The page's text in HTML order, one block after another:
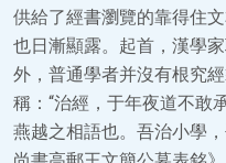
供給了經書瀏覽的靠得住
也日漸顯露。起首，漢學
外，普通學者并沒有根究
稱：“治經，于年夜道不敢
燕越之相語也。吾治小學